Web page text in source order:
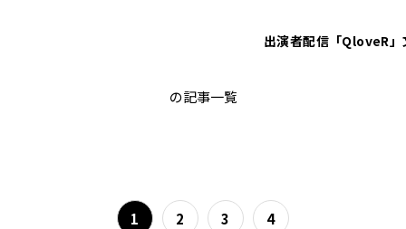
出演者配信「QloveR」
大竹まこと
の記事一覧
1 2 3 4